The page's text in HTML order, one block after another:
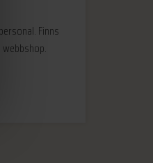
Finns